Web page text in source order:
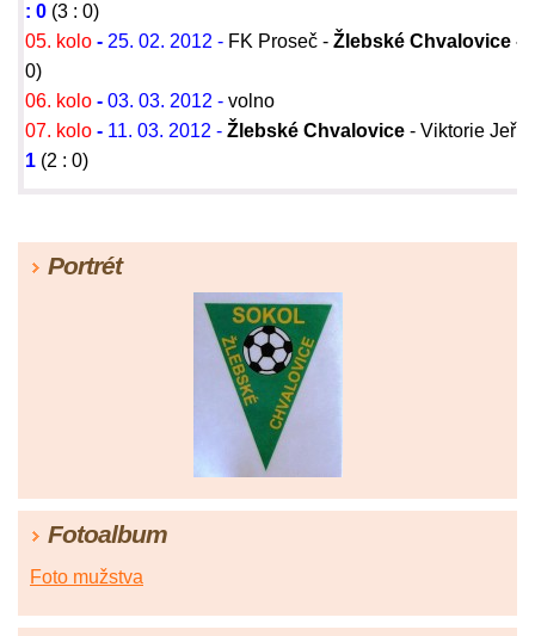
: 0 (3 : 0)
05. kolo - 25. 02. 2012 - FK Proseč - Žlebské Chvalovice -
0)
06. kolo - 03. 03. 2012 - volno
07. kolo - 11. 03. 2012 - Žlebské Chvalovice - Viktorie
1 (2 : 0)
Portrét
Fotoalbum
Foto mužstva